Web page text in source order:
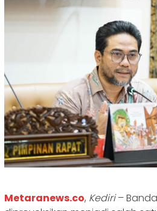
Metaranews.co, Kediri–